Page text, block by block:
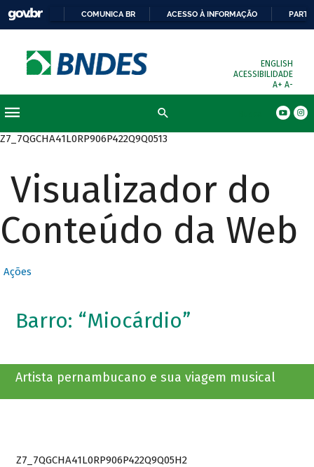
COMUNICA BR ACESSO À INFORMAÇÃO
ENGLISH
ACESSIBILIDADE
A+ A-
Z7_7QGCHA41L0RP906P422Q9Q0513
Visualizador do
Conteúdo da Web
Ações
Barro: “Miocárdio”
Artista pernambucano e sua viagem musical
Z7_7QGCHA41L0RP906P422Q9Q05H2